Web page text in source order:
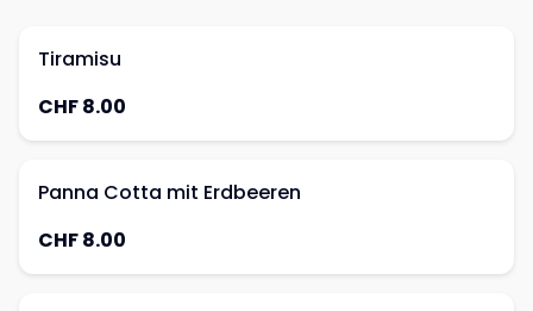
Tiramisu
CHF 8.00
Panna Cotta mit Erdbeeren
CHF 8.00